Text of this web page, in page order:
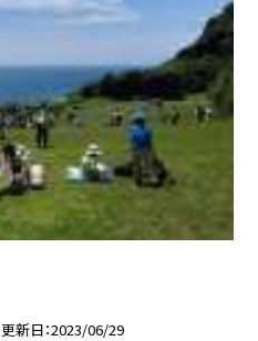
更新日 2023/06/29